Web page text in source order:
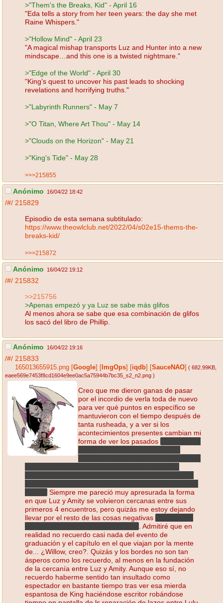
>"Them's the Breaks, Kid" - April 16
"Eda tells a story from her teen years: the day she met
Raine Whispers."
>"Hollow Mind" - April 23
"A magical mishap transports Luz and Hunter into a new
mindscape…and this one is a twisted nightmare."
>"Edge of the World" - April 30
"King’s quest to uncover his past leads to shocking
revelations and horrifying truths."
>"Labyrinth Runners" - May 7
>"O Titan, Where Art Thou" - May 14
>"Clouds on the Horizon" - May 21
>"King's Tide" - May 28
>>>215855
Anónimo 16/04/22 18:42
/#/ 215829
Episodio de esta semana subtitulado:
https://www.theowlclub.net/2022/04/s02e15-thems-the-
breaks-kid/
>>>215872
Anónimo 16/04/22 19:12
/#/ 215832
>>215756
>Apenas empezó y ya Luz se sabe más glifos
Al menos ahora se sabe que esa combinación de glifos
los sacó del libro de Phillip.
Anónimo 16/04/22 19:16
/#/ 215833
165013655915.png Google ImgOps iqdb SauceNAO ( 682.99KB
eaee569e7453f8cd1604e9ee0ac5a75944b7bc35_s2_n2.png )
Creo que me dieron ganas de pasar
por el incordio de verla toda de nuevo
para ver qué puntos en específico se
mantuvieron con el tiempo después de
tanta rusheada, y a ver si los
acontecimientos presentes cambian mi
forma de ver los pasados
Siempre me pareció muy apresurada la forma
en que Luz y Amity se volvieron cercanas entre sus
primeros 4 encuentros, pero quizás me estoy dejando
llevar por el resto de las cosas negativas
. Admitiré que en
realidad no recuerdo casi nada del evento de
graduación y el capítulo en el que viajan por la mente
de... ¿Willow, creo?. Quizás y los bordes no son tan
ásperos como los recuerdo, al menos en la fundación
de la cercanía entre Luz y Amity. Aunque eso sí, no
recuerdo haberme sentido tan insultado como
espectador en bastante tiempo tras ver esa mierda
espantosa de King haciéndose escritor robándose